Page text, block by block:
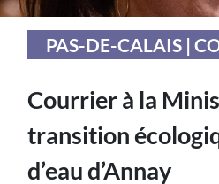
PAS-DE-CALAIS |
Courrier à la
transition
d’eau d’Annay